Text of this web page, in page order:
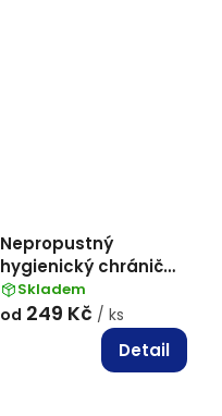
Nepropustný
hygienický chránič
matrace s gumami v
rozích
Skladem
od 249 Kč / ks
Detail